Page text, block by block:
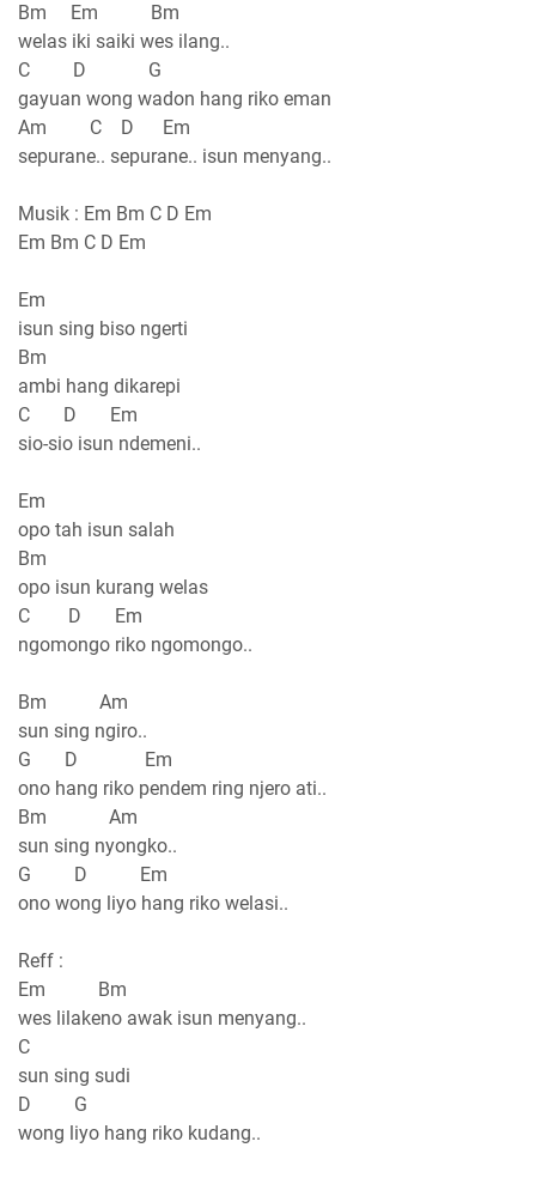
Bm Em Bm
welas iki saiki wes ilang..
C D G
gayuan wong wadon hang riko eman
Am C D Em
sepurane.. sepurane.. isun menyang..
Musik : Em Bm C D Em
Em Bm C D Em
Em
isun sing biso ngerti
Bm
ambi hang dikarepi
C D Em
sio-sio isun ndemeni..
Em
opo tah isun salah
Bm
opo isun kurang welas
C D Em
ngomongo riko ngomongo..
Bm Am
sun sing ngiro..
G D Em
ono hang riko pendem ring njero ati..
Bm Am
sun sing nyongko..
G D Em
ono wong liyo hang riko welasi..
Reff :
Em Bm
wes lilakeno awak isun menyang..
C
sun sing sudi
D G
wong liyo hang riko kudang..